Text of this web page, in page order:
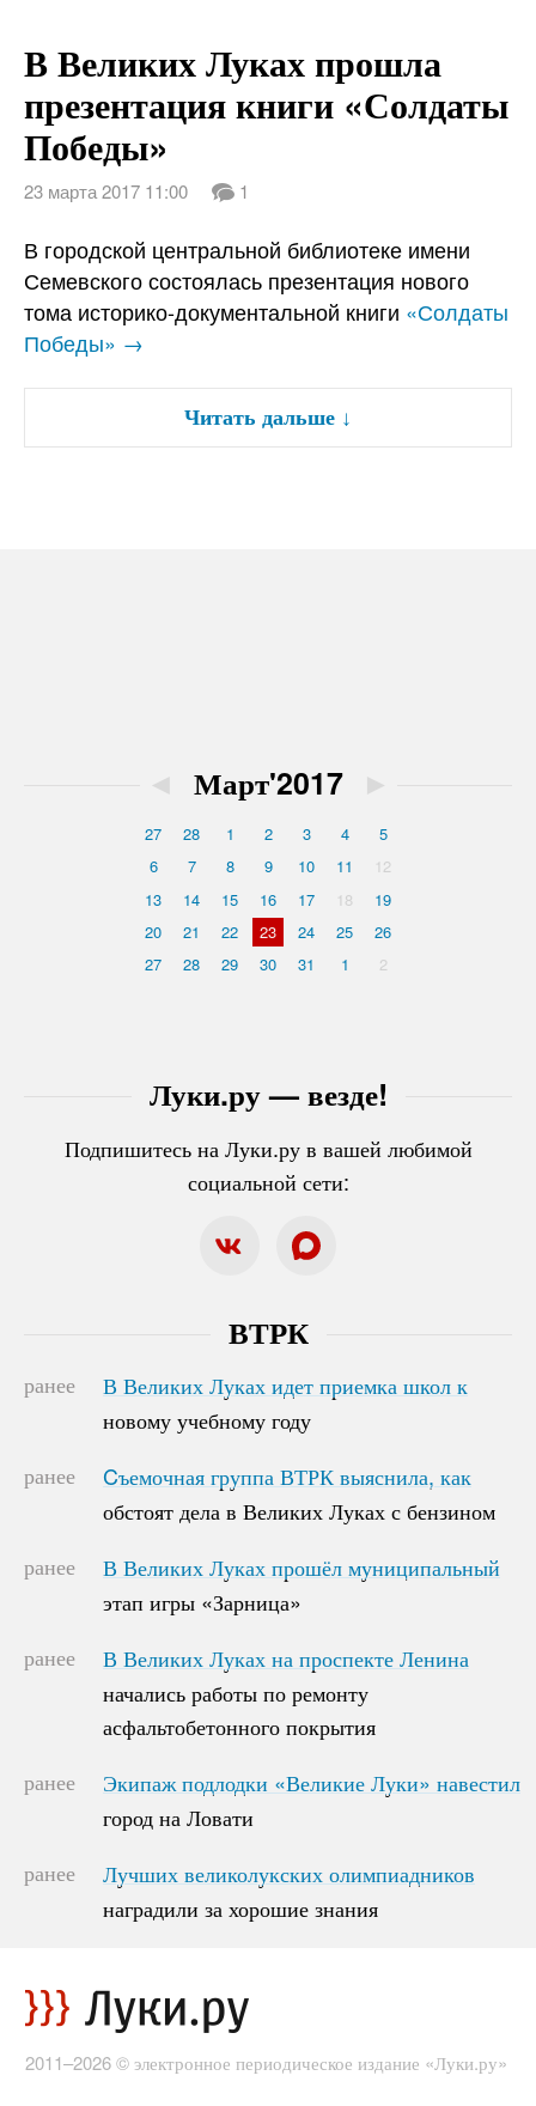
В Великих Луках прошла
презентация книги «Солдаты
Победы»
23 марта 2017 11:00 1
В городской центральной библиотеке имени
Семевского состоялась презентация нового
тома историко-документальной книги «Солдаты
Победы» →
Читать дальше ↓
Луки.ру — везде!
Подпишитесь на Луки.ру в вашей любимой
социальной сети:
◄ Март'2017 ►
27 28 1 2 3 4
5
6
7 8 9 10 11
12
13
14 15 16 17 18
19
20
21 22 23 24 25
26
27
28 29 30 31 1 2
ВТРК
ранее
В Великих Луках идет приемка школ к
новому учебному году
В Великих Луках идет приемка школ к
новому учебному году
ранее
Cъемочная группа ВТРК выяснила, как
обстоят дела в Великих Луках с бензином
Cъемочная группа ВТРК выяснила, как
обстоят дела в Великих Луках с бензином
ранее
В Великих Луках прошёл муниципальный
этап игры «Зарница»
В Великих Луках прошёл муниципальный
этап игры «Зарница»
ранее
В Великих Луках на проспекте Ленина
начались работы по ремонту
асфальтобетонного покрытия
В Великих Луках на проспекте Ленина
начались работы по ремонту
асфальтобетонного покрытия
ранее
Экипаж подлодки «Великие Луки» навестил
город на Ловати
Экипаж подлодки «Великие Луки» навестил
город на Ловати
ранее
Лучших великолукских олимпиадников
наградили за хорошие знания
Лучших великолукских олимпиадников
наградили за хорошие знания
2011–2026 © электронное периодическое издание «Луки.ру»